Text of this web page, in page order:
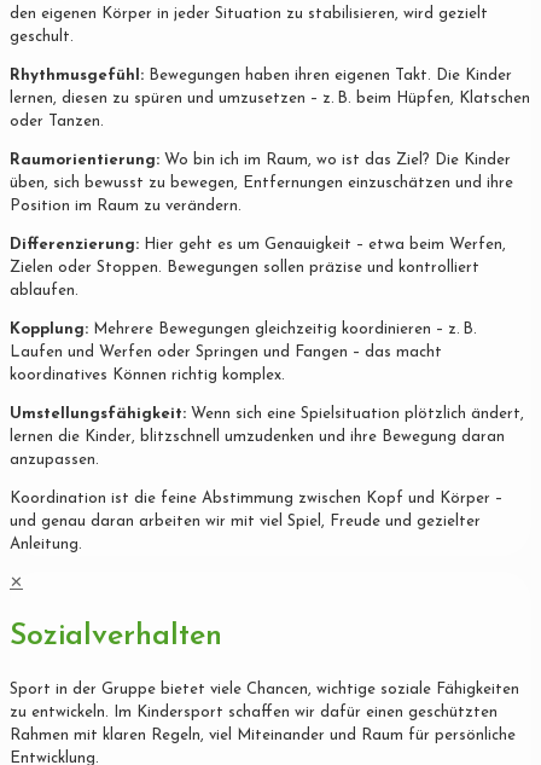
den eigenen Körper in jeder Situation zu stabilisieren, wird gezielt
geschult.
Rhythmusgefühl: Bewegungen haben ihren eigenen Takt. Die Kinder
lernen, diesen zu spüren und umzusetzen – z. B. beim Hüpfen, Klatschen
oder Tanzen.
Raumorientierung: Wo bin ich im Raum, wo ist das Ziel? Die Kinder
üben, sich bewusst zu bewegen, Entfernungen einzuschätzen und ihre
Position im Raum zu verändern.
Differenzierung: Hier geht es um Genauigkeit – etwa beim Werfen,
Zielen oder Stoppen. Bewegungen sollen präzise und kontrolliert
ablaufen.
Kopplung: Mehrere Bewegungen gleichzeitig koordinieren – z. B.
Laufen und Werfen oder Springen und Fangen – das macht
koordinatives Können richtig komplex.
Umstellungsfähigkeit: Wenn sich eine Spielsituation plötzlich ändert,
lernen die Kinder, blitzschnell umzudenken und ihre Bewegung daran
anzupassen.
Koordination ist die feine Abstimmung zwischen Kopf und Körper –
und genau daran arbeiten wir mit viel Spiel, Freude und gezielter
Anleitung.
✕
Sozialverhalten
Sport in der Gruppe bietet viele Chancen, wichtige soziale Fähigkeiten
zu entwickeln. Im Kindersport schaffen wir dafür einen geschützten
Rahmen mit klaren Regeln, viel Miteinander und Raum für persönliche
Entwicklung.